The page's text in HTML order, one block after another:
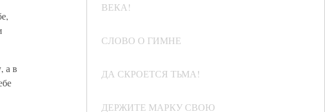
ВЕКА!
СЛОВО О ГИМНЕ
ДА СКРОЕТСЯ ТЬМА!
ДЕРЖИТЕ МАРКУ СВОЮ
а в